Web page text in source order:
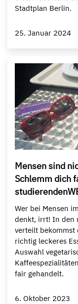
Stadtplan Berlin.
25. Januar 2024
Mensen sind
Schlemm dich
Wer bei Mensen
denkt, irrt! In den
verteilt bekommst
richtig leckeres
Auswahl
fair gehandelt.
6. Oktober 2023